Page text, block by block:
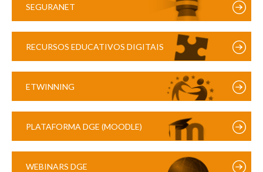
SEGURANET
RECURSOS EDUCATIVOS DIGITAIS
ETWINNING
PLATAFORMA DGE (MOODLE)
WEBINARS DGE